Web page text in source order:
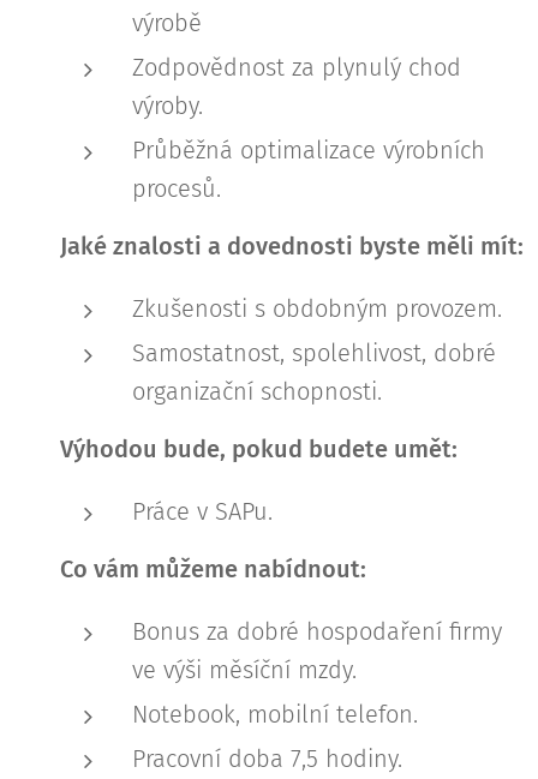
výrobě
Zodpovědnost za plynulý chod
výroby.
Průběžná optimalizace výrobních
procesů.
Jaké znalosti a dovednosti byste měli mít:
Zkušenosti s obdobným provozem.
Samostatnost, spolehlivost, dobré
organizační schopnosti.
Výhodou bude, pokud budete umět:
Práce v SAPu.
Co vám můžeme nabídnout:
Bonus za dobré hospodaření firmy
ve výši měsíční mzdy.
Notebook, mobilní telefon.
Pracovní doba 7,5 hodiny.